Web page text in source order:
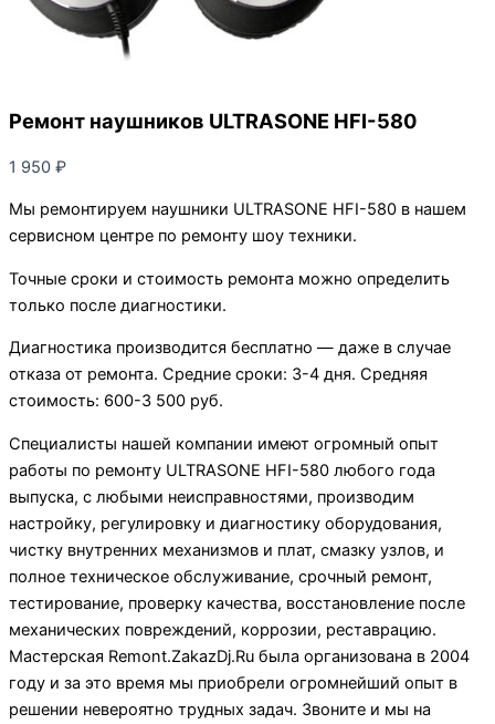
Ремонт наушников ULTRASONE HFI-580
1 950 ₽
Мы ремонтируем наушники ULTRASONE HFI-580 в нашем
сервисном центре по ремонту шоу техники.
Точные сроки и стоимость ремонта можно определить
только после диагностики.
Диагностика производится бесплатно — даже в случае
отказа от ремонта. Средние сроки: 3-4 дня. Средняя
стоимость: 600-3 500 руб.
Специалисты нашей компании имеют огромный опыт
работы по ремонту ULTRASONE HFI-580 любого года
выпуска, с любыми неисправностями, производим
настройку, регулировку и диагностику оборудования,
чистку внутренних механизмов и плат, смазку узлов, и
полное техническое обслуживание, срочный ремонт,
тестирование, проверку качества, восстановление после
механических повреждений, коррозии, реставрацию.
Мастерская Remont.ZakazDj.Ru была организована в 2004
году и за это время мы приобрели огромнейший опыт в
решении невероятно трудных задач. Звоните и мы на